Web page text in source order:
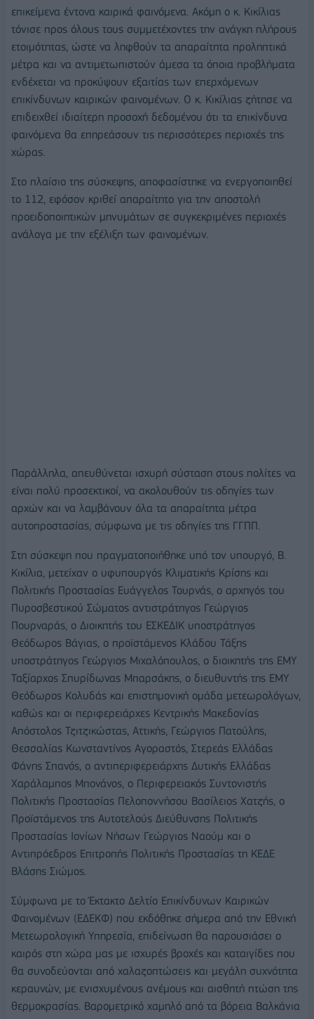
επικείμενα έντονα καιρικά φαινόμενα. Ακόμη ο κ. Κικίλιας
τόνισε προς όλους τους συμμετέχοντες την ανάγκη πλήρους
ετοιμότητας, ώστε να ληφθούν τα απαραίτητα προληπτικά
μέτρα και να αντιμετωπιστούν άμεσα τα όποια προβλήματα
ενδέχεται να προκύψουν εξαιτίας των επερχόμενων
επικίνδυνων καιρικών φαινομένων. Ο κ. Κικίλιας ζήτησε να
επιδειχθεί ιδιαίτερη προσοχή δεδομένου ότι τα επικίνδυνα
φαινόμενα θα επηρεάσουν τις περισσότερες περιοχές της
χώρας.
Στο πλαίσιο της σύσκεψης, αποφασίστηκε να ενεργοποιηθεί
το 112, εφόσον κριθεί απαραίτητο για την αποστολή
προειδοποιητικών μηνυμάτων σε συγκεκριμένες περιοχές
ανάλογα με την εξέλιξη των φαινομένων.
Παράλληλα, απευθύνεται ισχυρή σύσταση στους πολίτες να
είναι πολύ προσεκτικοί, να ακολουθούν τις οδηγίες των
αρχών και να λαμβάνουν όλα τα απαραίτητα μέτρα
αυτοπροστασίας, σύμφωνα με τις οδηγίες της ΓΓΠΠ.
Στη σύσκεψη που πραγματοποιήθηκε υπό τον υπουργό, Β.
Κικίλια, μετείχαν ο υφυπουργός Κλιματικής Κρίσης και
Πολιτικής Προστασίας Ευάγγελος Τουρνάς, ο αρχηγός του
Πυροσβεστικού Σώματος αντιστράτηγος Γεώργιος
Πουρναράς, ο Διοικητής του ΕΣΚΕΔΙΚ υποστράτηγος
Θεόδωρος Βάγιας, ο προϊστάμενος Κλάδου Τάξης
υποστράτηγος Γεώργιος Μιχαλόπουλος, ο διοικητής της ΕΜΥ
Ταξίαρχος Σπυρίδωνας Μπαρσάκης, ο διευθυντής της ΕΜΥ
Θεόδωρος Κολυδάς και επιστημονική ομάδα μετεωρολόγων,
καθώς και οι περιφερειάρχες Κεντρικής Μακεδονίας
Απόστολος Τζιτζικώστας, Αττικής, Γεώργιος Πατούλης,
Θεσσαλίας Κωνσταντίνος Αγοραστός, Στερεάς Ελλάδας
Φάνης Σπανός, ο αντιπεριφερειάρχης Δυτικής Ελλάδας
Χαράλαμπος Μπονάνος, ο Περιφερειακός Συντονιστής
Πολιτικής Προστασίας Πελοποννήσου Βασίλειος Χατζής, ο
Προϊστάμενος της Αυτοτελούς Διεύθυνσης Πολιτικής
Προστασίας Ιονίων Νήσων Γεώργιος Ναούμ και ο
Αντιπρόεδρος Επιτροπής Πολιτικής Προστασίας τη ΚΕΔΕ
Βλάσης Σιώμος.
Σύμφωνα με το Έκτακτο Δελτίο Επικίνδυνων Καιρικών
Φαινομένων (ΕΔΕΚΦ) που εκδόθηκε σήμερα από την Εθνική
Μετεωρολογική Υπηρεσία, επιδείνωση θα παρουσιάσει ο
καιρός στη χώρα μας με ισχυρές βροχές και καταιγίδες που
θα συνοδεύονται από χαλαζοπτώσεις και μεγάλη συχνότητα
κεραυνών, με ενισχυμένους ανέμους και αισθητή πτώση της
θερμοκρασίας. Βαρομετρικό χαμηλό από τα βόρεια Βαλκάνια